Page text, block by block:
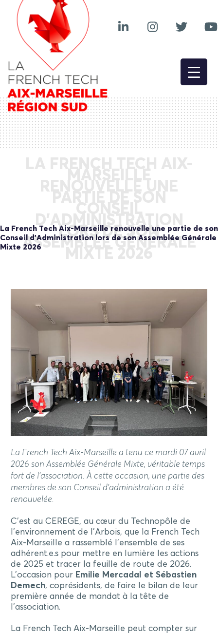
LA FRENCH TECH AIX-
MARSEILLE
RENOUVELLE UNE
PARTIE DE SON
CONSEIL
D’ADMINISTRATION
LORS DE SON
ASSEMBLÉE GÉNÉRALE
MIXTE 2026
La French Tech Aix-Marseille renouvelle une partie de son
Conseil d’Administration lors de son Assemblée Générale
Mixte 2026
La French Tech Aix-Marseille a tenu ce mardi 07 avril
2026 son Assemblée Générale Mixte, véritable temps
fort de l’association. À cette occasion, une partie des
membres de son Conseil d’administration a été
renouvelée.
C’est au CEREGE, au cœur du Technopôle de
l’environnement de l’Arbois, que la French Tech
Aix-Marseille a rassemblé l’ensemble de ses
adhérent.e.s pour mettre en lumière les actions
de 2025 et tracer la feuille de route de 2026.
L’occasion pour Emilie Mercadal et Sébastien
Demech, coprésidents, de faire le bilan de leur
première année de mandat à la tête de
l’association.
La French Tech Aix-Marseille peut compter sur